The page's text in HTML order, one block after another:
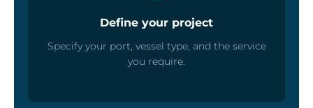
Define your project
Specify your port, vessel type, and the service
you require.